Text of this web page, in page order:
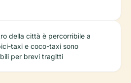
della città è percorribile a
taxi e coco-taxi sono
per brevi tragitti